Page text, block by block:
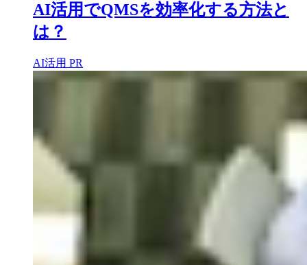
AI活用でQMSを効率化する方法と
は？
AI活用 PR